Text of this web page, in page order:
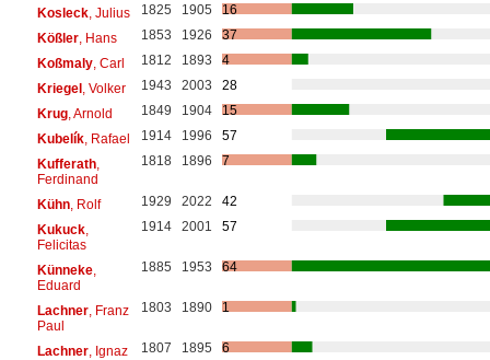
Kosleck, Julius 1825 1905
16
Kößler, Hans 1853 1926
37
Koßmaly, Carl 1812 1893
4
Kriegel, Volker 1943 2003
28
Krug, Arnold 1849 1904
15
Kubelík, Rafael 1914 1996
57
Kufferath,
Ferdinand
1818 1896 7
Kühn, Rolf 1929 2022
42
Kukuck,
Felicitas
1914 2001 57
Künneke,
Eduard
1885 1953 64
Lachner, Franz
Paul
1803 1890 1
Lachner, Ignaz 1807 1895
6